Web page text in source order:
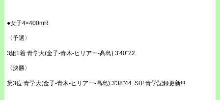
●女子4×400mR
〈予選〉
3組1着 青学大(金子-青木-ヒリアー-髙島) 3'40"22
〈決勝〉
第3位 青学大(金子-青木-ヒリアー-髙島) 3'38"44 SB! 青学記録更新!!!